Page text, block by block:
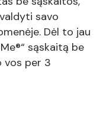
savo
Dėl to jau
sąskaitą be
vos per 3